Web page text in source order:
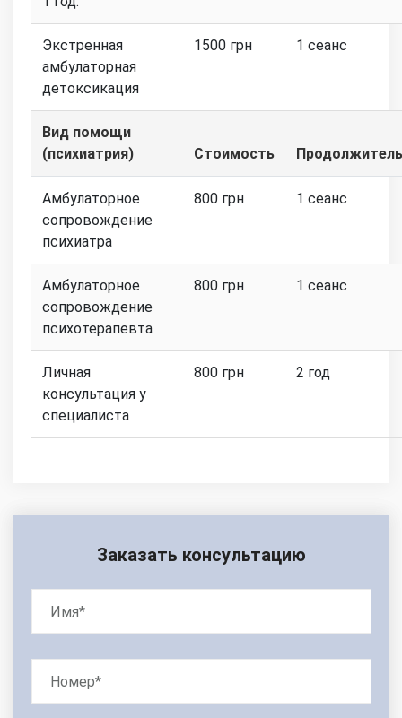
Заказать консультацию
Экстренная
амбулаторная
детоксикация
1500 грн 1 сеанс
Вид помощи
(психиатрия)
Стоимость
Амбулаторное
сопровождение
психиатра
800 грн 1 сеанс
Амбулаторное
сопровождение
психотерапевта
800 грн 1 сеанс
Личная
консультация у
специалиста
800 грн 2 год